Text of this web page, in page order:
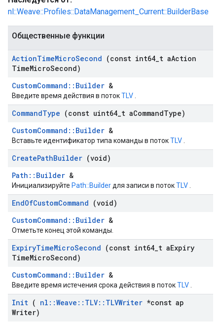
nl::Weave::Profiles::DataManagement_Current::BuilderBase
Общественные функции
ActionTimeMicroSecond (const int64 t aAction
TimeMicroSecond)
CustomCommand::Builder &
Введите время действия в потокTLV
CommandType (const uint64 t aCommandType)
CustomCommand::Builder &
Вставьте идентификатор типа команды в потокTLV
CreatePathBuilder (void)
Path::Builder &
Инициализируйте Path::Builder для записи в потокTLV
EndOfCustomCommand (void)
CustomCommand::Builder &
Отметьте конец этой команды.
ExpiryTimeMicroSecond (const int64 t aExpiry
TimeMicroSecond)
CustomCommand::Builder &
Введите время истечения срока действия в потокTLV
Init ( nl ::Weave :: TLV:: TLVWriter *const ap
Writer)